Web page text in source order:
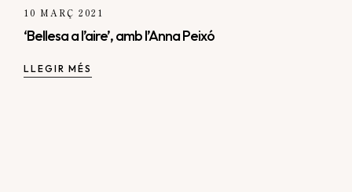
10 MARÇ 2021
‘Bellesa a l’aire’, amb l’Anna Peixó
LLEGIR MÉS